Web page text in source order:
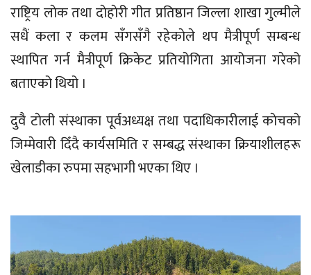
राष्ट्रिय लाेक तथा दाेहाेरी गीत प्रतिष्ठान जिल्ला शाखा गुल्मीले
सधैं कला र कलम सँगसँगै रहेकाेले थप मैत्रीपूर्ण सम्बन्ध
स्थापित गर्न मैत्रीपूर्ण क्रिकेट प्रतियोगिता आयोजना गरेको
बताएको थियो ।
दुवै टाेली संस्थाका पूर्वअध्यक्ष तथा पदाधिकारीलाई काेचकाे
जिम्मेवारी दिँदै कार्यसमिति र सम्बद्ध संस्थाका क्रियाशीलहरू
खेलाडीका रुपमा सहभागी भएका थिए ।